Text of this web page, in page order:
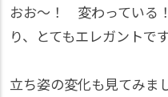
おお～！ 変わっている
り、とてもエレガントで
立ち姿の変化も見てみま